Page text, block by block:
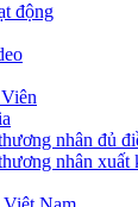
động
nhân đủ
nhân